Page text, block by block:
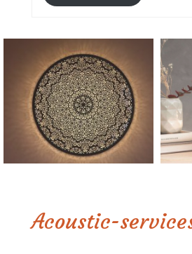
Acoustic-